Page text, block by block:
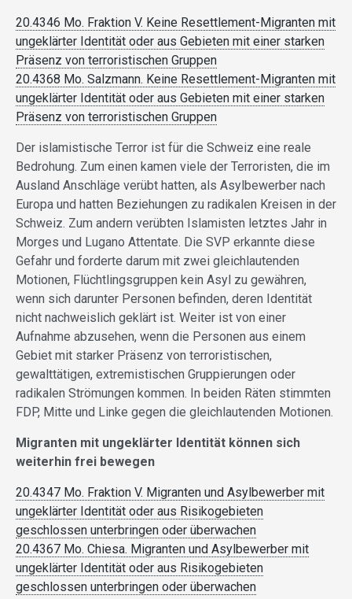
20.4346 Mo. Fraktion V. Keine Resettlement-Migranten mit
ungeklärter Identität oder aus Gebieten mit einer starken
Präsenz von terroristischen Gruppen
20.4368 Mo. Salzmann. Keine Resettlement-Migranten mit
ungeklärter Identität oder aus Gebieten mit einer starken
Präsenz von terroristischen Gruppen
Der islamistische Terror ist für die Schweiz eine reale
Bedrohung. Zum einen kamen viele der Terroristen, die im
Ausland Anschläge verübt hatten, als Asylbewerber nach
Europa und hatten Beziehungen zu radikalen Kreisen in der
Schweiz. Zum andern verübten Islamisten letztes Jahr in
Morges und Lugano Attentate. Die SVP erkannte diese
Gefahr und forderte darum mit zwei gleichlautenden
Motionen, Flüchtlingsgruppen kein Asyl zu gewähren,
wenn sich darunter Personen befinden, deren Identität
nicht nachweislich geklärt ist. Weiter ist von einer
Aufnahme abzusehen, wenn die Personen aus einem
Gebiet mit starker Präsenz von terroristischen,
gewalttätigen, extremistischen Gruppierungen oder
radikalen Strömungen kommen. In beiden Räten stimmten
FDP, Mitte und Linke gegen die gleichlautenden Motionen.
Migranten mit ungeklärter Identität können sich
weiterhin frei bewegen
20.4347 Mo. Fraktion V. Migranten und Asylbewerber mit
ungeklärter Identität oder aus Risikogebieten
geschlossen unterbringen oder überwachen
20.4367 Mo. Chiesa. Migranten und Asylbewerber mit
ungeklärter Identität oder aus Risikogebieten
geschlossen unterbringen oder überwachen